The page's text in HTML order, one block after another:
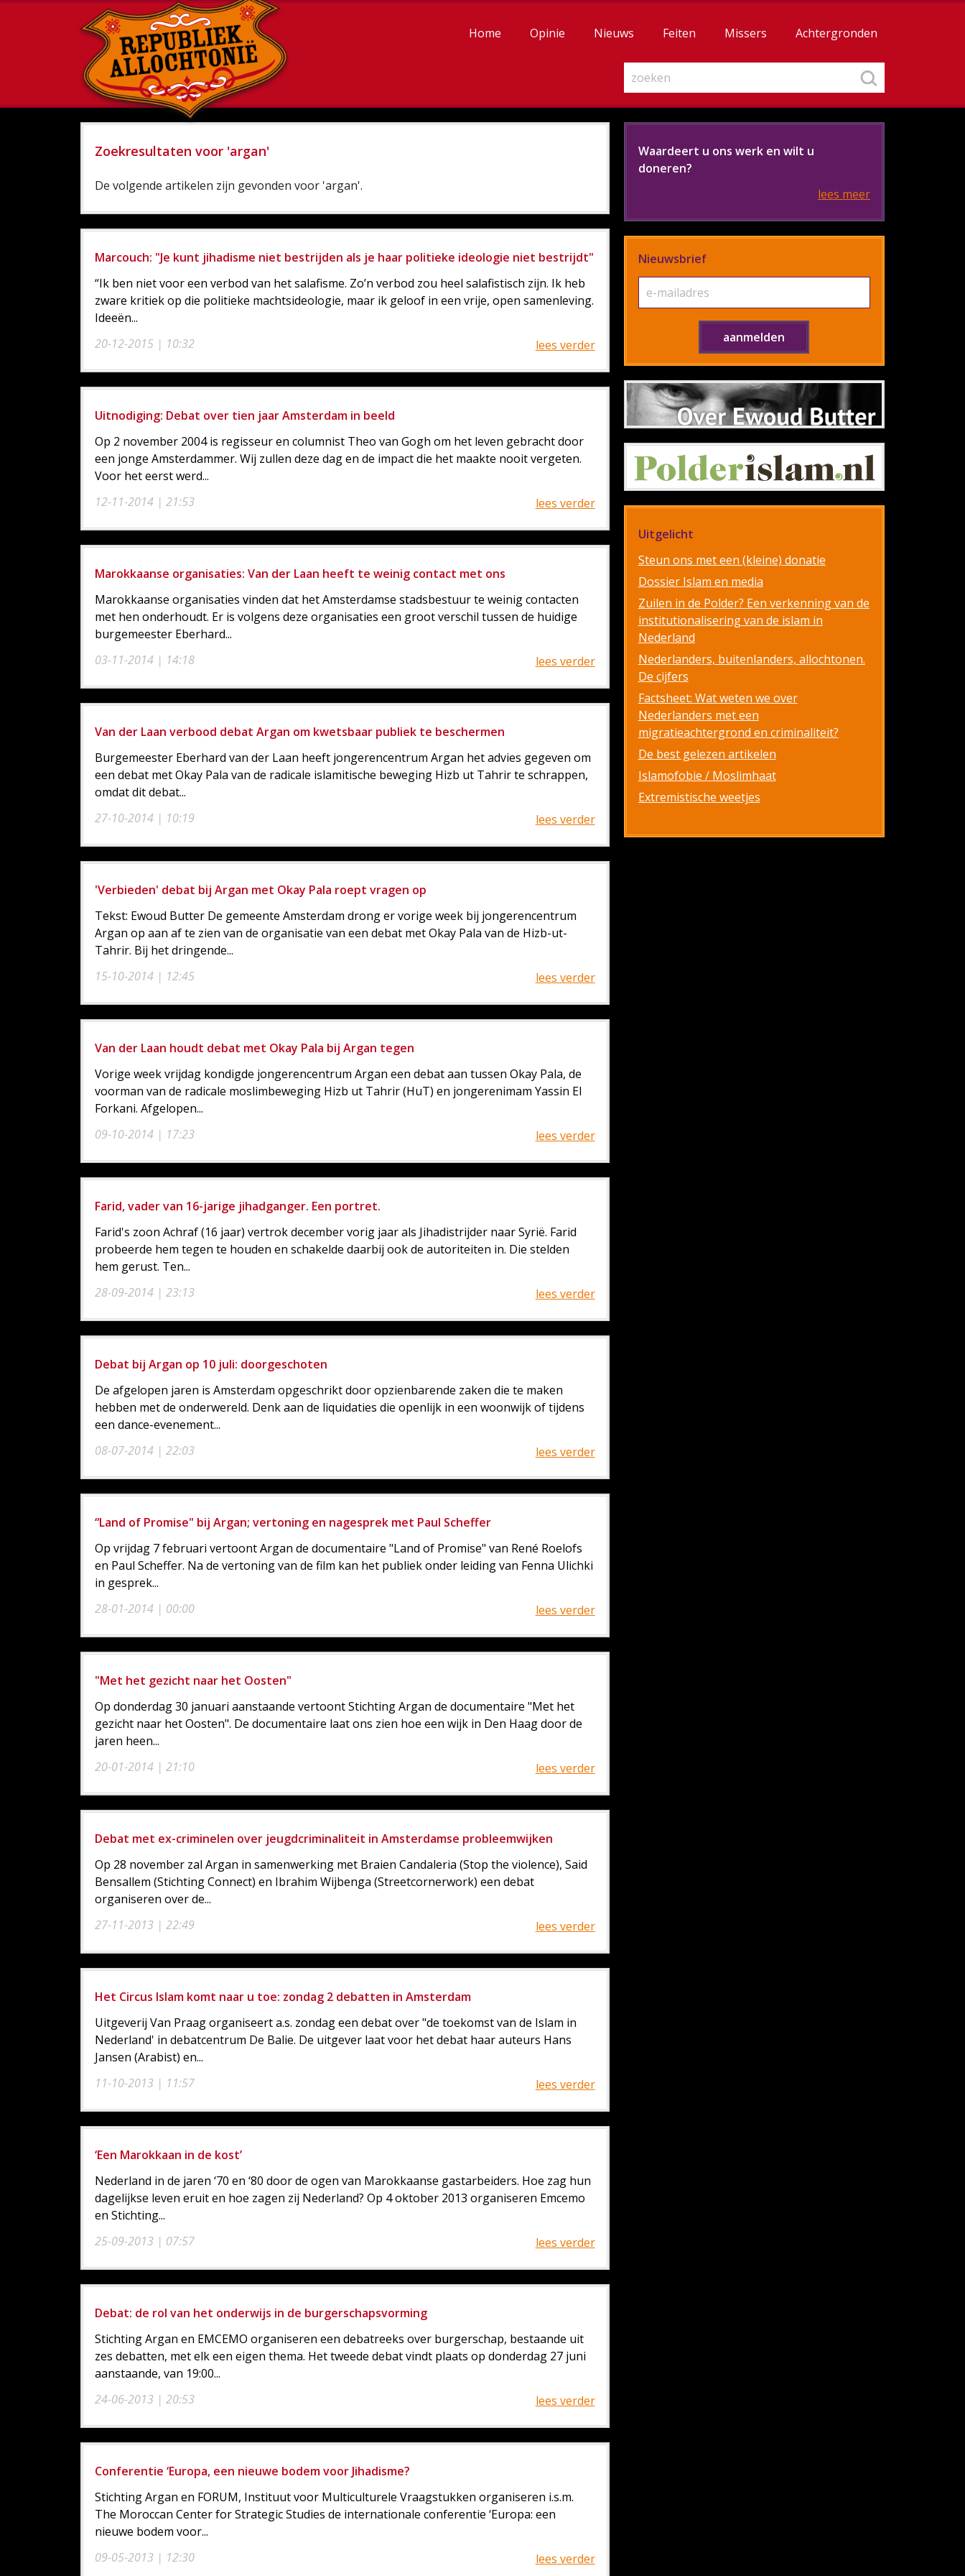
Home Opinie Nieuws Feiten Missers Achtergronden
Zoekresultaten voor 'argan'
De volgende artikelen zijn gevonden voor 'argan'.
Marcouch: "Je kunt jihadisme niet bestrijden als je haar politieke ideologie niet bestrijdt"
20-12-2015 | 10:32
“Ik ben niet voor een verbod van het salafisme. Zo’n verbod zou heel salafistisch zijn. Ik heb
zware kritiek op die politieke machtsideologie, maar ik geloof in een vrije, open samenleving.
Ideeën...
lees verder
Uitnodiging: Debat over tien jaar Amsterdam in beeld
12-11-2014 | 21:53
Op 2 november 2004 is regisseur en columnist Theo van Gogh om het leven gebracht door
een jonge Amsterdammer. Wij zullen deze dag en de impact die het maakte nooit vergeten.
Voor het eerst werd...
lees verder
Marokkaanse organisaties: Van der Laan heeft te weinig contact met ons
03-11-2014 | 14:18
Marokkaanse organisaties vinden dat het Amsterdamse stadsbestuur te weinig contacten
met hen onderhoudt. Er is volgens deze organisaties een groot verschil tussen de huidige
burgemeester Eberhard...
lees verder
Van der Laan verbood debat Argan om kwetsbaar publiek te beschermen
27-10-2014 | 10:19
Burgemeester Eberhard van der Laan heeft jongerencentrum Argan het advies gegeven om
een debat met Okay Pala van de radicale islamitische beweging Hizb ut Tahrir te schrappen,
omdat dit debat...
lees verder
'Verbieden' debat bij Argan met Okay Pala roept vragen op
15-10-2014 | 12:45
Tekst: Ewoud Butter De gemeente Amsterdam drong er vorige week bij jongerencentrum
Argan op aan af te zien van de organisatie van een debat met Okay Pala van de Hizb-ut-
Tahrir. Bij het dringende...
lees verder
Van der Laan houdt debat met Okay Pala bij Argan tegen
09-10-2014 | 17:23
Vorige week vrijdag kondigde jongerencentrum Argan een debat aan tussen Okay Pala, de
voorman van de radicale moslimbeweging Hizb ut Tahrir (HuT) en jongerenimam Yassin El
Forkani. Afgelopen...
lees verder
Farid, vader van 16-jarige jihadganger. Een portret.
28-09-2014 | 23:13
Farid's zoon Achraf (16 jaar) vertrok december vorig jaar als Jihadistrijder naar Syrië. Farid
probeerde hem tegen te houden en schakelde daarbij ook de autoriteiten in. Die stelden
hem gerust. Ten...
lees verder
Debat bij Argan op 10 juli: doorgeschoten
08-07-2014 | 22:03
De afgelopen jaren is Amsterdam opgeschrikt door opzienbarende zaken die te maken
hebben met de onderwereld. Denk aan de liquidaties die openlijk in een woonwijk of tijdens
een dance-evenement...
lees verder
“Land of Promise" bij Argan; vertoning en nagesprek met Paul Scheffer
28-01-2014 | 00:00
Op vrijdag 7 februari vertoont Argan de documentaire "Land of Promise" van René Roelofs
en Paul Scheffer. Na de vertoning van de film kan het publiek onder leiding van Fenna Ulichki
in gesprek...
lees verder
"Met het gezicht naar het Oosten"
20-01-2014 | 21:10
Op donderdag 30 januari aanstaande vertoont Stichting Argan de documentaire "Met het
gezicht naar het Oosten". De documentaire laat ons zien hoe een wijk in Den Haag door de
jaren heen...
lees verder
Debat met ex-criminelen over jeugdcriminaliteit in Amsterdamse probleemwijken
27-11-2013 | 22:49
Op 28 november zal Argan in samenwerking met Braien Candaleria (Stop the violence), Said
Bensallem (Stichting Connect) en Ibrahim Wijbenga (Streetcornerwork) een debat
organiseren over de...
lees verder
Het Circus Islam komt naar u toe: zondag 2 debatten in Amsterdam
11-10-2013 | 11:57
Uitgeverij Van Praag organiseert a.s. zondag een debat over "de toekomst van de Islam in
Nederland' in debatcentrum De Balie. De uitgever laat voor het debat haar auteurs Hans
Jansen (Arabist) en...
lees verder
‘Een Marokkaan in de kost’
25-09-2013 | 07:57
Nederland in de jaren ‘70 en ‘80 door de ogen van Marokkaanse gastarbeiders. Hoe zag hun
dagelijkse leven eruit en hoe zagen zij Nederland? Op 4 oktober 2013 organiseren Emcemo
en Stichting...
lees verder
Debat: de rol van het onderwijs in de burgerschapsvorming
24-06-2013 | 20:53
Stichting Argan en EMCEMO organiseren een debatreeks over burgerschap, bestaande uit
zes debatten, met elk een eigen thema. Het tweede debat vindt plaats op donderdag 27 juni
aanstaande, van 19:00...
lees verder
Conferentie ‘Europa, een nieuwe bodem voor Jihadisme?
09-05-2013 | 12:30
Stichting Argan en FORUM, Instituut voor Multiculturele Vraagstukken organiseren i.s.m.
The Moroccan Center for Strategic Studies de internationale conferentie ‘Europa: een
nieuwe bodem voor...
lees verder
Waardeert u ons werk en wilt u
doneren?
lees meer
Nieuwsbrief
Uitgelicht
Steun ons met een (kleine) donatie
Dossier Islam en media
Zuilen in de Polder? Een verkenning van de
institutionalisering van de islam in
Nederland
Nederlanders, buitenlanders, allochtonen.
De cijfers
Factsheet: Wat weten we over
Nederlanders met een
migratieachtergrond en criminaliteit?
De best gelezen artikelen
Islamofobie / Moslimhaat
Extremistische weetjes